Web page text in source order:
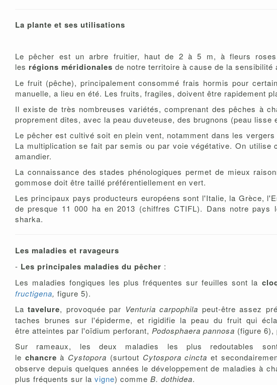
La plante et ses utilisations
Le pêcher est un arbre fruitier, haut de 2 à 5 m, à fleurs
les régions méridionales de notre territoire à cause de la sensibilité
Le fruit (pêche), principalement consommé frais hormis pour
manuelle, a lieu en été. Les fruits, fragiles, doivent être rapidement
Il existe de très nombreuses variétés, comprenant des pêches à
proprement dites, avec la peau duveteuse, des brugnons (peau
Le pêcher est cultivé soit en plein vent, notamment dans les
La multiplication se fait par semis ou par voie végétative. On
amandier.
La connaissance des stades phénologiques permet de mieux
gommose doit être taillé préférentiellement en vert.
Les principaux pays producteurs européens sont l'Italie, la Grèce,
de presque 11 000 ha en 2013 (chiffres CTIFL). Dans notre
sharka.
Les maladies et ravageurs
- Les principales maladies du pêcher :
Les maladies fongiques les plus fréquentes sur feuilles sont la
fructigena, figure 5).
Latavelure, provoquée par Venturia carpophila peut-être assez
taches brunes sur l'épiderme, et rigidifie la peau du fruit qui
être atteintes par l'oïdium perforant, Podosphaera pannosa (figure 6),
Sur rameaux, les deux maladies les plus redoutables
le chancre à Cystopora (surtout Cytospora cincta et
observe depuis quelques années le développement de maladies à
plus fréquents sur la vigne) comme B. dothidea.